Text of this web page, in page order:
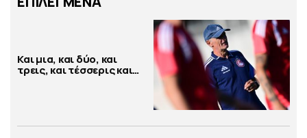
Και μια, και δύο, και
τρεις, και τέσσερις και…